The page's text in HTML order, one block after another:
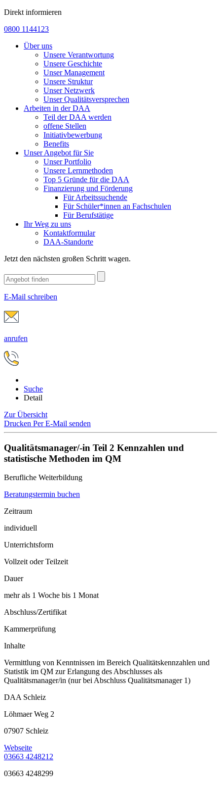
Direkt informieren
0800 1144123
Über uns
Unsere Verantwortung
Unsere Geschichte
Unser Management
Unsere Struktur
Unser Netzwerk
Unser Qualitätsversprechen
Arbeiten in der DAA
Teil der DAA werden
offene Stellen
Initiativbewerbung
Benefits
Unser Angebot für Sie
Unser Portfolio
Unsere Lernmethoden
Top 5 Gründe für die DAA
Finanzierung und Förderung
Für Arbeitssuchende
Für Schüler*innen an Fachschulen
Für Berufstätige
Ihr Weg zu uns
Kontaktformular
DAA-Standorte
Jetzt den nächsten großen Schritt wagen.
E-Mail schreiben
anrufen
Suche
Detail
Zur Übersicht
Drucken Per E-Mail senden
Qualitätsmanager/-in Teil 2 Kennzahlen und
statistische Methoden im QM
Berufliche Weiterbildung
Beratungstermin buchen
Zeitraum
individuell
Unterrichtsform
Vollzeit oder Teilzeit
Dauer
mehr als 1 Woche bis 1 Monat
Abschluss/Zertifikat
Kammerprüfung
Inhalte
Vermittlung von Kenntnissen im Bereich Qualitätskennzahlen und
Statistik im QM zur Erlangung des Abschlusses als
Qualitätsmanager/in (nur bei Abschluss Qualitätsmanager 1)
DAA Schleiz
Löhmaer Weg 2
07907 Schleiz
Webseite
03663 4248212
03663 4248299